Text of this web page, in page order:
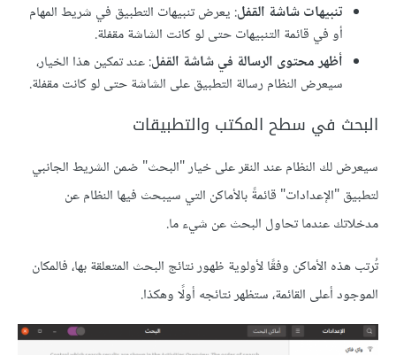
تنبيهات شاشة القفل: يعرض تنبيهات التطبيق في شريط المهام
أو في قائمة التنبيهات حتى لو كانت الشاشة مقفلة.
أظهر محتوى الرسالة في شاشة القفل: عند تمكين هذا الخيار،
سيعرض النظام رسالة التطبيق على الشاشة حتى لو كانت مقفلة.
البحث في سطح المكتب والتطبيقات
سيعرض لك النظام عند النقر على خيار "البحث" ضمن الشريط الجانبي
لتطبيق "اﻹعدادات" قائمةً باﻷماكن التي سيبحث فيها النظام عن
مدخلاتك عندما تحاول البحث عن شيء ما.
تُرتب هذه اﻷماكن وفقًا لأولوية ظهور نتائج البحث المتعلقة بها، فالمكان
الموجود أعلى القائمة، ستظهر نتائجه أولًا وهكذا.